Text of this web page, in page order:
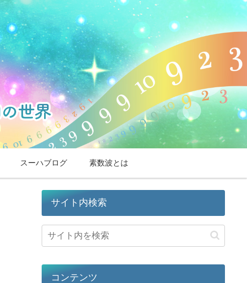
スーハブログ 素数波とは
サイト内検索
コンテンツ